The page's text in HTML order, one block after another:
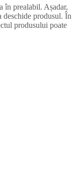
în prealabil. Așadar,
deschide produsul. În
produsului poate